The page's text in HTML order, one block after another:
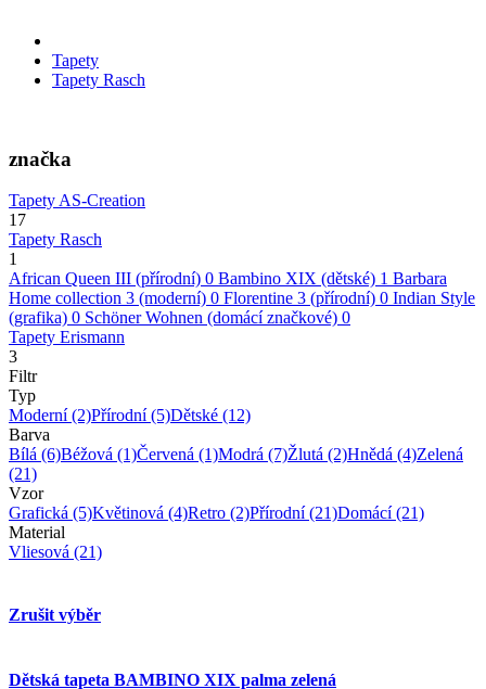
Tapety
Tapety Rasch
značka
Tapety AS-Creation
17
Tapety Rasch
1
African Queen III (přírodní) 0 Bambino XIX (dětské) 1 Barbara
Home collection 3 (moderní) 0 Florentine 3 (přírodní) 0 Indian Style
(grafika) 0 Schöner Wohnen (domácí značkové) 0
Tapety Erismann
3
Filtr
Typ
Moderní(2)Přírodní(5)Dětské (12)
Barva
Bílá (6)Béžová (1)Červená (1)Modrá (7)Žlutá (2)Hnědá (4)Zelená
(21)
Vzor
Grafická (5)Květinová (4)Retro (2)Přírodní(21)Domácí(21)
Material
Vliesová (21)
Zrušit výběr
Dětská tapeta BAMBINO XIX palma zelená